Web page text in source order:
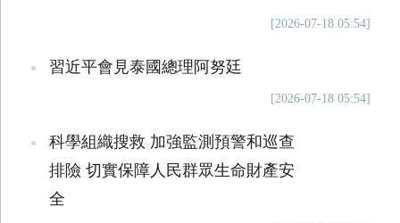
[2026-07-18 05:54]
習近平會見泰國總理阿努廷
[2026-07-18 05:54]
科學組織搜救 加強監測預警和巡查
排險 切實保障人民群眾生命財產安
全